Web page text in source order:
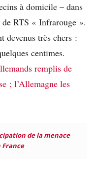
à domicile – dans
de RTS « Infrarouge ».
devenus très chers :
centimes.
remplis de
; l’Allemagne les
de la menace
France